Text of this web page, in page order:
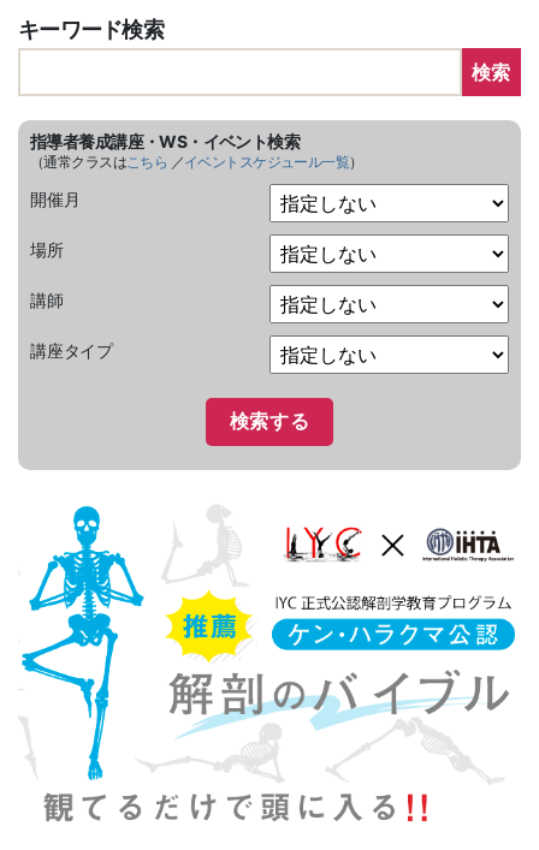
キーワード検索
検索
指導者養成講座・WS・イベント検索
（通常クラスはこちら ／イベントスケジュール一覧）
開催月
場所
講師
講座タイプ